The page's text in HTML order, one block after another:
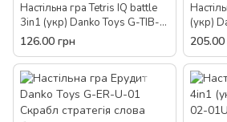
Настільна гра Tetris IQ battle
3in1 (укр) Danko Toys G-TIB-
02U комплекс дитячих
розвиваючих ігор для дітей
126.00 грн
(укр)
01U
205.00